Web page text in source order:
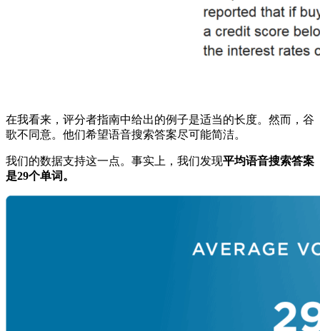
在我看来，评分者指南中给出的例子是适当的长度。然而，谷
歌不同意。他们希望语音搜索答案尽可能简洁。
我们的数据支持这一点。事实上，我们发现平均语音搜索答案
是29个单词。